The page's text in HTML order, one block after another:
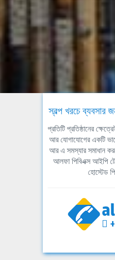
স্বল্প খরচে ব্যবসার
প্রতিটি প্রতিষ্ঠানের
আর যোগাযোগের একটি
আর এ সমস্যার সমাধান
আলফা পিবিএক্স আইপি
হোস্টেড